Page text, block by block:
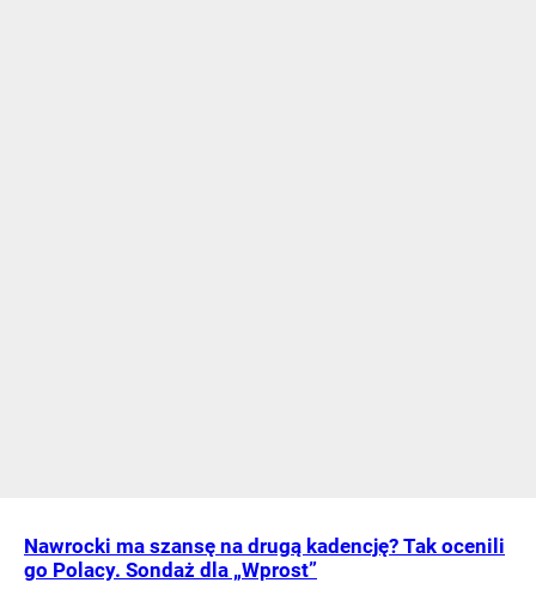
Nawrocki ma szansę na drugą kadencję? Tak ocenili
go Polacy. Sondaż dla „Wprost”